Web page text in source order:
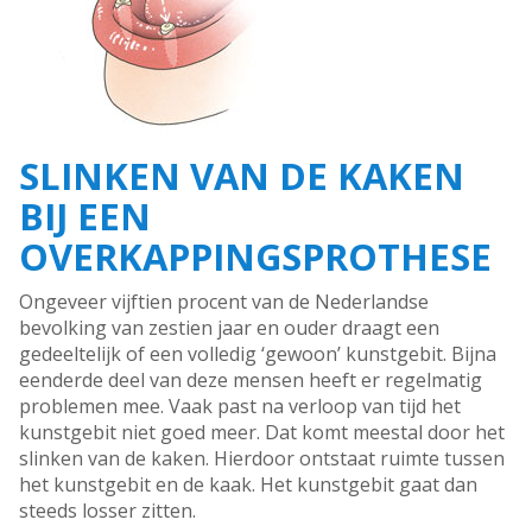
SLINKEN VAN DE KAKEN
BIJ EEN
OVERKAPPINGSPROTHESE
Ongeveer vijftien procent van de Nederlandse
bevolking van zestien jaar en ouder draagt een
gedeeltelijk of een volledig ‘gewoon’ kunstgebit. Bijna
eenderde deel van deze mensen heeft er regelmatig
problemen mee. Vaak past na verloop van tijd het
kunstgebit niet goed meer. Dat komt meestal door het
slinken van de kaken. Hierdoor ontstaat ruimte tussen
het kunstgebit en de kaak. Het kunstgebit gaat dan
steeds losser zitten.